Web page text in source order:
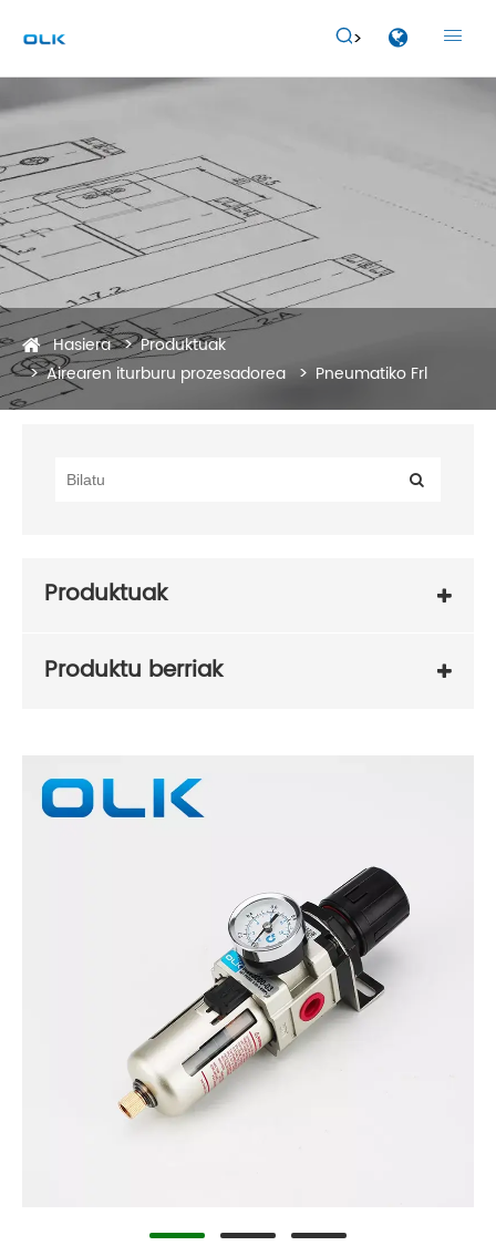
 
Hasiera
Produktuak
Airearen iturburu prozesadorea
Pneumatiko Frl
Produktuak
Produktu berriak